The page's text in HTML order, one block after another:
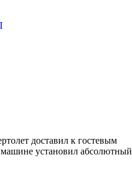
доставил к гостевым
машине установил абсолютный